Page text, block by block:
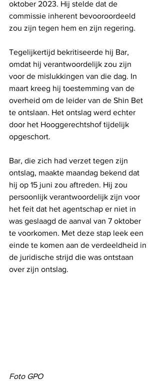
oktober 2023. Hij stelde dat de
commissie inherent bevooroordeeld
zou zijn tegen hem en zijn regering.
Tegelijkertijd bekritiseerde hij Bar,
omdat hij verantwoordelijk zou zijn
voor de mislukkingen van die dag. In
maart kreeg hij toestemming van de
overheid om de leider van de Shin Bet
te ontslaan. Het ontslag werd echter
door het Hooggerechtshof tijdelijk
opgeschort.
Bar, die zich had verzet tegen zijn
ontslag, maakte maandag bekend dat
hij op 15 juni zou aftreden. Hij zou
persoonlijk verantwoordelijk zijn voor
het feit dat het agentschap er niet in
was geslaagd de aanval van 7 oktober
te voorkomen. Met deze stap leek een
einde te komen aan de verdeeldheid in
de juridische strijd die was ontstaan ​​
over zijn ontslag.
Foto GPO